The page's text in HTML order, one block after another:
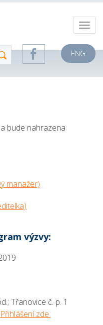
ENG
bude nahrazena
manažer)
výzvy:
Třanovice č. p. 1
Přihlášení zde.